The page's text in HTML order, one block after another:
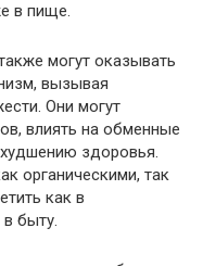
в пище.
могут оказывать
вызывая
Они могут
влиять на обменные
здоровья.
органическими, так
как в
быту.